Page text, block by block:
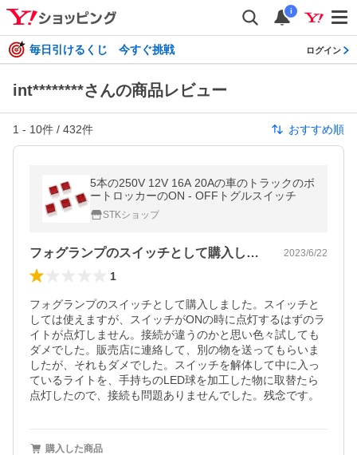
i
毎日引けるくじ 今すぐ挑戦 ログイン
int********さんの商品レビュー
1 - 10件 / 432件 おすすめ順
5本の250V 12V 16A 20Aの車のトラックのボ
ートロッカーのON - OFFトグルスイッチ
STKショップ
フォグランプのスイッチとして購入しまし… 2023/6/22
1
フォグランプのスイッチとして購入しました。スイッチと
しては使えますが、スイッチがONの時に点灯するはずのラ
イトが点灯しません。接続が違うのかと思い色々試しても
ダメでした。販売店に連絡して、別の物を送ってもらいま
したが、それもダメでした。スイッチを解体して中に入っ
ているライトを、手持ちのLED球を加工した物に取替たら
点灯したので、接続も問題ありませんでした。残念です。
購入した商品